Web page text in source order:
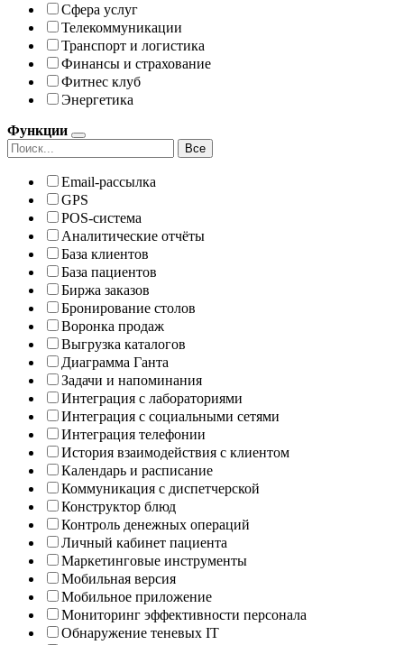
Сфера услуг
Телекоммуникации
Транспорт и логистика
Финансы и страхование
Фитнес клуб
Энергетика
Функции
Все
Email-рассылка
GPS
POS-система
Аналитические отчёты
База клиентов
База пациентов
Биржа заказов
Бронирование столов
Воронка продаж
Выгрузка каталогов
Диаграмма Ганта
Задачи и напоминания
Интеграция с лабораториями
Интеграция с социальными сетями
Интеграция телефонии
История взаимодействия с клиентом
Календарь и расписание
Коммуникация с диспетчерской
Конструктор блюд
Контроль денежных операций
Личный кабинет пациента
Маркетинговые инструменты
Мобильная версия
Мобильное приложение
Мониторинг эффективности персонала
Обнаружение теневых IT